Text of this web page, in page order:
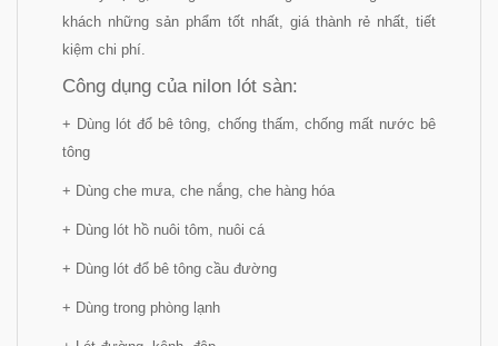
khách những sản phẩm tốt nhất, giá thành rẻ nhất, tiết
kiệm chi phí.
Công dụng của nilon lót sàn:
+ Dùng lót đổ bê tông, chống thấm, chống mất nước bê
tông
+ Dùng che mưa, che nắng, che hàng hóa
+ Dùng lót hồ nuôi tôm, nuôi cá
+ Dùng lót đổ bê tông cầu đường
+ Dùng trong phòng lạnh